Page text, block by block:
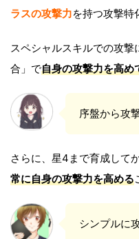
ラスの攻撃力を持つ攻撃特
スペシャルスキルでの攻
合」で自身の攻撃力を高め
序盤から攻
さらに、星4まで育成して
常に自身の攻撃力を高める
シンプルに